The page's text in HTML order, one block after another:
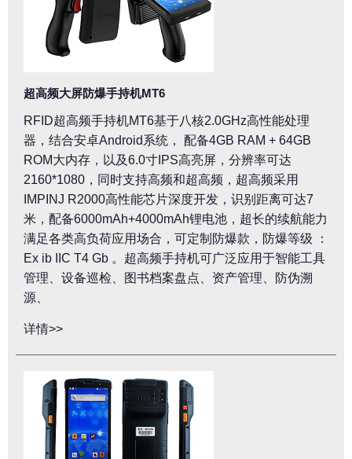
超高频大屏防爆手持机MT6
RFID超高频手持机MT6基于八核2.0GHz高性能处理
器，结合安卓Android系统， 配备4GB RAM + 64GB
ROM大内存，以及6.0寸IPS高亮屏，分辨率可达
2160*1080，同时支持高频和超高频，超高频采用
IMPINJ R2000高性能芯片深度开发，识别距离可达7
米，配备6000mAh+4000mAh锂电池，超长的续航能力
满足各类高负荷应用场合，可定制防爆款，防爆等级 ：
Ex ib IIC T4 Gb 。超高频手持机可广泛应用于智能工具
管理、设备巡检、图书档案盘点、资产管理、防伪溯
源、
详情>>